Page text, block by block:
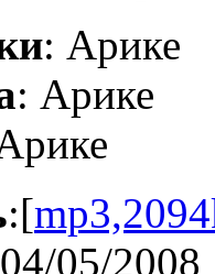
: Арике
: Арике
:[
05/2008